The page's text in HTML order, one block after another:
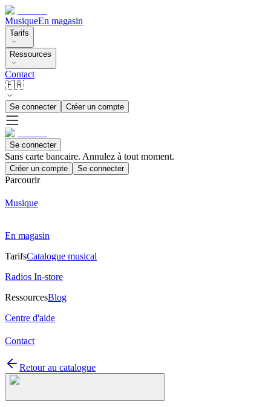
MusiqueEn magasin
Tarifs
Ressources
Contact
🇫🇷
Se connecter Créer un compte
Se connecter
Sans carte bancaire. Annulez à tout moment.
Créer un compte Se connecter
Parcourir
Musique
En magasin
TarifsCatalogue musical
Radios In-store
RessourcesBlog
Centre d'aide
Contact
Retour au catalogue